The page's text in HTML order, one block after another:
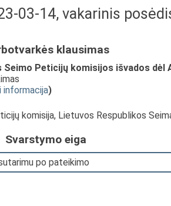
03-14, vakarinis
klausimas
Peticijų komisijos išvados dėl
informacija)
komisija, Lietuvos Respublikos
Svarstymo eiga
po pateikimo